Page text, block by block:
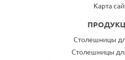
Карта
Столешницы
Столешницы